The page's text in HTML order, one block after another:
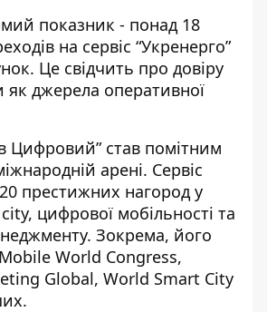
показник - понад 18
на сервіс “Укренерго”
Це свідчить про довіру
джерела оперативної
Цифровий” став помітним
арені. Сервіс
престижних нагород у
цифрової мобільності та
Зокрема, його
World Congress,
Global, World Smart City